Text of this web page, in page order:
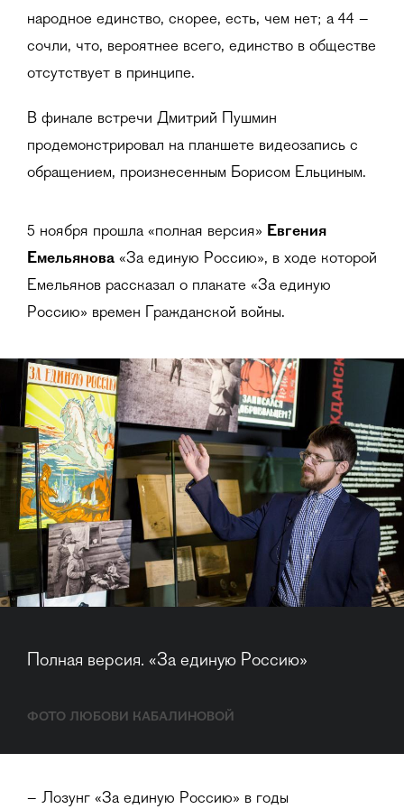
народное единство, скорее, есть, чем нет; а 44 –
сочли, что, вероятнее всего, единство в обществе
отсутствует в принципе.
В финале встречи Дмитрий Пушмин
продемонстрировал на планшете видеозапись с
обращением, произнесенным Борисом Ельциным.
5 ноября прошла «полная версия» Евгения
Емельянова «За единую Россию», в ходе которой
Емельянов рассказал о плакате «За единую
Россию» времен Гражданской войны.
Полная версия. «За единую Россию»
ФОТО ЛЮБОВИ КАБАЛИНОВОЙ
– Лозунг «За единую Россию» в годы